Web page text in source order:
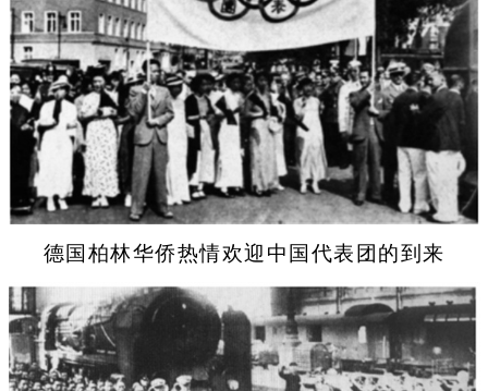
德国柏林华侨热情欢迎中国代表团的到来